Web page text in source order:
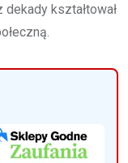
kształtował